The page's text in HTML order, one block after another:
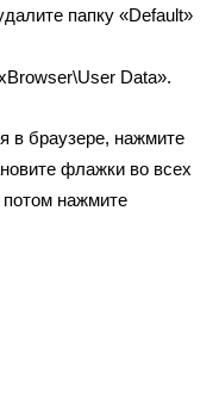
папку «Default»
Data».
в браузере, нажмите
флажки во всех
потом нажмите